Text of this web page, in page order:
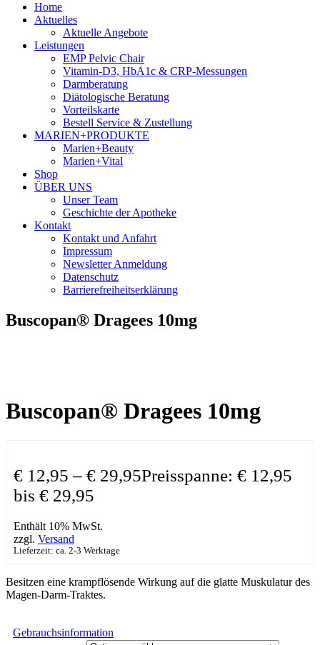
Home
Aktuelles
Aktuelle Angebote
Leistungen
EMP Pelvic Chair
Vitamin-D3, HbA1c & CRP-Messungen
Darmberatung
Diätologische Beratung
Vorteilskarte
Bestell Service & Zustellung
MARIEN+PRODUKTE
Marien+Beauty
Marien+Vital
Shop
ÜBER UNS
Unser Team
Geschichte der Apotheke
Kontakt
Kontakt und Anfahrt
Impressum
Newsletter Anmeldung
Datenschutz
Barrierefreiheitserklärung
Buscopan® Dragees 10mg
Buscopan® Dragees 10mg
€ 12,95 – € 29,95Preisspanne: € 12,95
bis € 29,95
Enthält 10% MwSt.
zzgl. Versand
Lieferzeit: ca. 2-3 Werktage
Besitzen eine krampflösende Wirkung auf die glatte Muskulatur des
Magen-Darm-Traktes.
Gebrauchsinformation